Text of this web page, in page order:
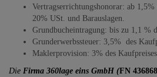
Vertragserrichtungshonorar: ab 1,5%
20% USt. und Barauslagen.
Grundbucheintragung: bis zu 1,1 %
Grunderwerbssteuer: 3,5% des
Maklerprovision: 3% des
Die Firma 360lage eins GmbH (FN